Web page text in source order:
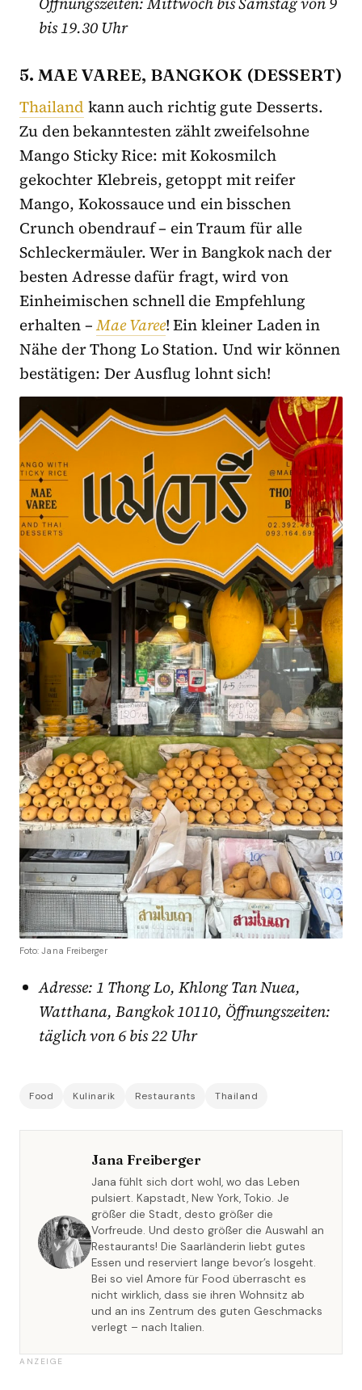
bis 19.30 Uhr
5. MAE VAREE, BANGKOK (DESSERT)
Thailand kann auch richtig gute Desserts.
Zu den bekanntesten zählt zweifelsohne
Mango Sticky Rice: mit Kokosmilch
gekochter Klebreis, getoppt mit reifer
Mango, Kokossauce und ein bisschen
Crunch obendrauf – ein Traum für alle
Schleckermäuler. Wer in Bangkok nach der
besten Adresse dafür fragt, wird von
Einheimischen schnell die Empfehlung
erhalten –Mae Varee! Ein kleiner Laden in
Nähe der Thong Lo Station. Und wir können
bestätigen: Der Ausflug lohnt sich!
Foto: Jana Freiberger
Adresse: 1 Thong Lo, Khlong Tan Nuea,
Watthana, Bangkok 10110, Öffnungszeiten:
täglich von 6 bis 22 Uhr
Food Kulinarik Restaurants Thailand
Jana Freiberger
Jana fühlt sich dort wohl, wo das Leben
pulsiert. Kapstadt, New York, Tokio. Je
größer die Stadt, desto größer die
Vorfreude. Und desto größer die Auswahl an
Restaurants! Die Saarländerin liebt gutes
Essen und reserviert lange bevor’s losgeht.
Bei so viel Amore für Food überrascht es
nicht wirklich, dass sie ihren Wohnsitz ab
und an ins Zentrum des guten Geschmacks
verlegt – nach Italien.
ANZEIGE